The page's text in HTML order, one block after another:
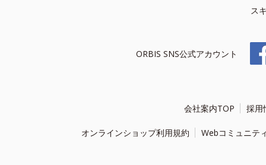
ス
ORBIS SNS公式アカウント
会社案内TOP 採用
オンラインショップ利用規約 Webコミュニテ